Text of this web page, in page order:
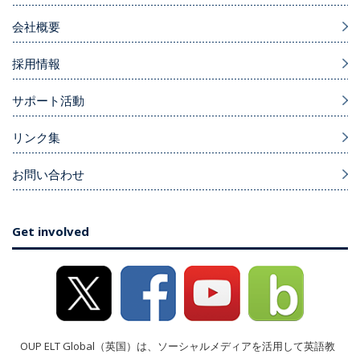
会社概要
採用情報
サポート活動
リンク集
お問い合わせ
Get involved
OUP ELT Global（英国）は、ソーシャルメディアを活用して英語教